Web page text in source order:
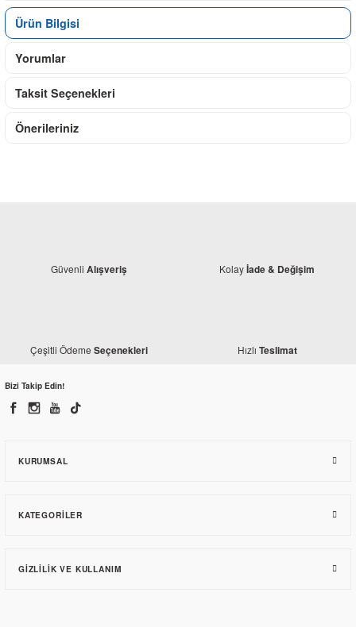
Ürün Bilgisi
Yorumlar
Taksit Seçenekleri
Önerileriniz
Güvenli Alışveriş Kolayİade & Değişim
Çeşitli Ödeme Seçenekleri Hızlı Teslimat
Bizi Takip Edin!
KURUMSAL
KATEGORILER
GIZLILIK VE KULLANIM